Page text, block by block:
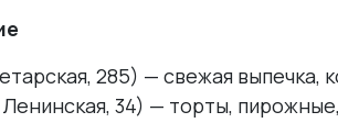
285) — свежая выпечка,
Ленинская, 34) — торты,